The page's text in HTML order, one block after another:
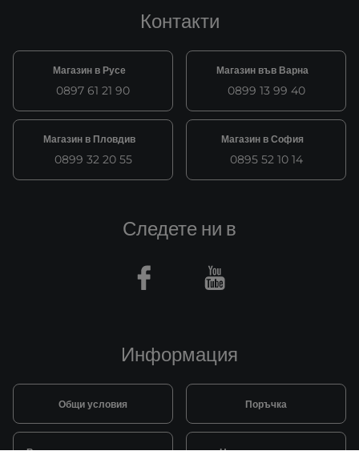
Контакти
Магазин в Русе
0897 61 21 90
Магазин във Варна
0899 13 99 40
Магазин в Пловдив
0899 32 20 55
Магазин в София
0895 52 10 14
Информация
Общи условия Поръчка
Видове и цена за транспорт Начини на плащане
Следете ни в
Facebook Youtube